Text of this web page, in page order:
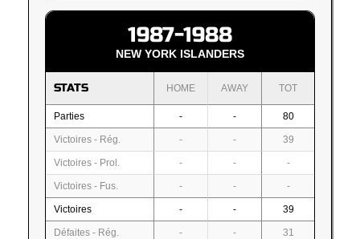
1987-1988
NEW YORK ISLANDERS
STATS HOME AWAY TOT
Parties - - 80
Victoires - Rég. - - 39
Victoires - Prol. - - -
Victoires - Fus. - - -
Victoires - - 39
Défaites - Rég. - - 31